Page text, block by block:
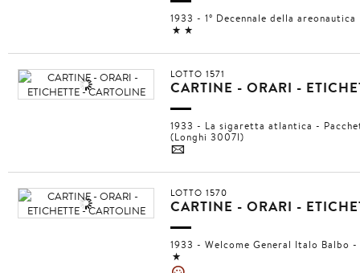
1933 - 1° Decennale della
11
LOTTO 1571
CARTINE - ORARI -
1933 - La sigaretta atlantica -
(Longhi 3007l)
4
LOTTO 1570
CARTINE - ORARI -
1933 - Welcome General Italo Balbo
1